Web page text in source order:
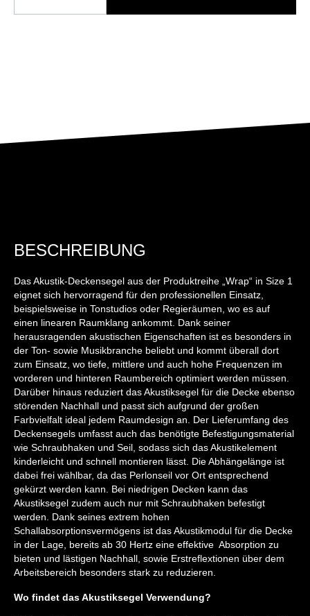
BESCHREIBUNG
Das Akustik-Deckensegel aus der Produktreihe „Wrap“ in Size 1
eignet sich hervorragend für den professionellen Einsatz,
beispielsweise in Tonstudios oder Regieräumen, wo es auf
einen linearen Raumklang ankommt. Dank seiner
herausragenden akustischen Eigenschaften ist es besonders in
der Ton- sowie Musikbranche beliebt und kommt überall dort
zum Einsatz, wo tiefe, mittlere und auch hohe Frequenzen im
vorderen und hinteren Raumbereich optimiert werden müssen.
Darüber hinaus reduziert das Akustiksegel für die Decke ebenso
störenden Nachhall und passt sich aufgrund der großen
Farbvielfalt ideal jedem Raumdesign an. Der Lieferumfang des
Deckensegels umfasst auch das benötigte Befestigungsmaterial
wie Schraubhaken und Seil, sodass sich das Akustikelement
kinderleicht und schnell montieren lässt. Die Abhängelänge ist
dabei frei wählbar, da das Perlonseil vor Ort entsprechend
gekürzt werden kann. Bei niedrigen Decken kann das
Akustiksegel zudem auch nur mit Schraubhaken befestigt
werden. Dank seines extrem hohen
Schallabsorptionsvermögens ist das Akustikmodul für die Decke
in der Lage, bereits ab 30 Hertz eine effektive Absorption zu
bieten und lästigen Nachhall, sowie Erstreflextionen über dem
Arbeitsbereich besonders stark zu reduzieren.
Wo findet das Akustiksegel Verwendung?